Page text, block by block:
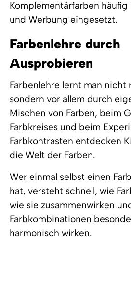
Komplementärfarben häufig
und Werbung eingesetzt.
Farbenlehre durch
Ausprobieren
Farbenlehre lernt man nicht
sondern vor allem durch
Mischen von Farben, beim
Farbkreises und beim
Farbkontrasten entdecken
die Welt der Farben.
Wer einmal selbst einen
hat, versteht schnell, wie
wie sie zusammenwirken
Farbkombinationen
harmonisch wirken.